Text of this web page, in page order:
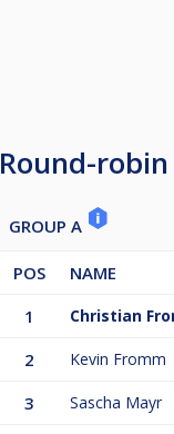
Round-
GROUP A
POS NAME
1
Christian
2 Kevin Fromm
3 Sascha Mayr